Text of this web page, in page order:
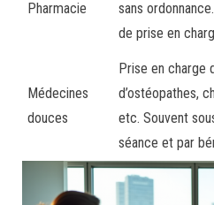
Pharmacie
sans
de prise en
Médecines
douces
Prise en charge
d’ostéopathes,
etc. Souvent
séance et par